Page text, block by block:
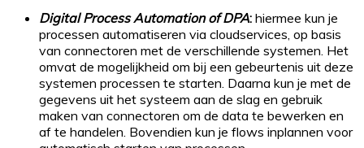
Digital Process Automation of DPA: hiermee kun je
processen automatiseren via cloudservices, op basis
van connectoren met de verschillende systemen. Het
omvat de mogelijkheid om bij een gebeurtenis uit deze
systemen processen te starten. Daarna kun je met de
gegevens uit het systeem aan de slag en gebruik
maken van connectoren om de data te bewerken en
af te handelen. Bovendien kun je flows inplannen voor